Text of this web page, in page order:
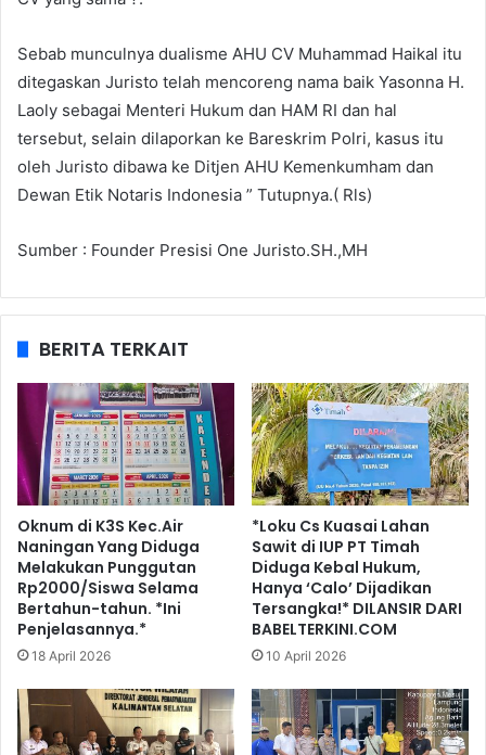
Sebab munculnya dualisme AHU CV Muhammad Haikal itu
ditegaskan Juristo telah mencoreng nama baik Yasonna H.
Laoly sebagai Menteri Hukum dan HAM RI dan hal
tersebut, selain dilaporkan ke Bareskrim Polri, kasus itu
oleh Juristo dibawa ke Ditjen AHU Kemenkumham dan
Dewan Etik Notaris Indonesia ” Tutupnya.( Rls)
Sumber : Founder Presisi One Juristo.SH.,MH
BERITA TERKAIT
Oknum di K3S Kec.Air
Naningan Yang Diduga
Melakukan Punggutan
Rp2000/Siswa Selama
Bertahun-tahun. *Ini
Penjelasannya.*
18 April 2026
*Loku Cs Kuasai Lahan
Sawit di IUP PT Timah
Diduga Kebal Hukum,
Hanya ‘Calo’ Dijadikan
Tersangka!* DILANSIR DARI
BABELTERKINI.COM
10 April 2026